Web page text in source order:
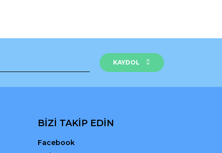
KAYDOL
BİZİ TAKİP EDİN
Facebook